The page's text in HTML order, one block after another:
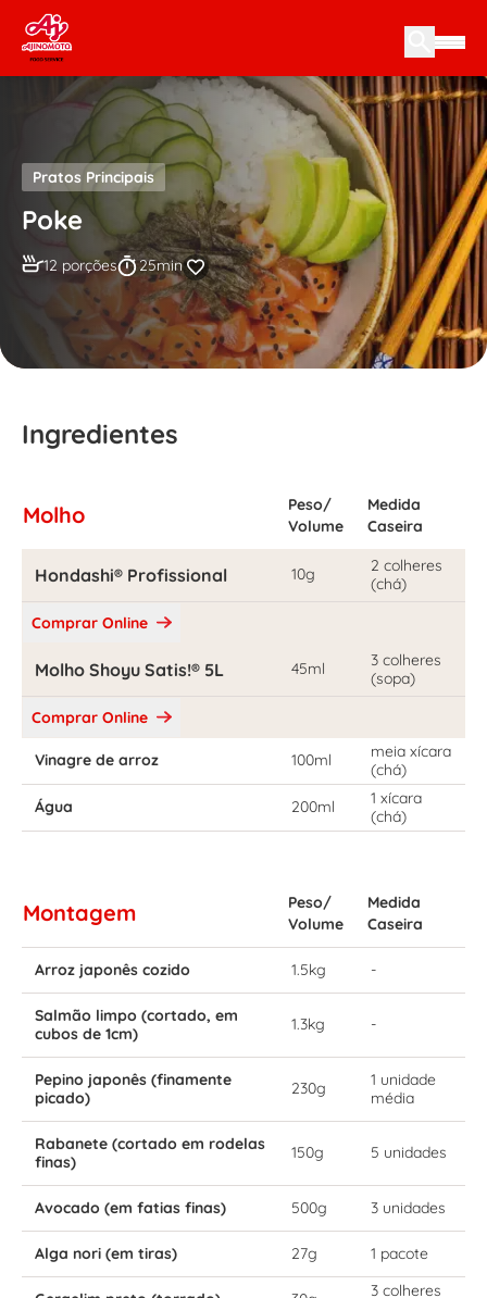
Skip to content
Pratos Principais
Poke
12 porções 25min
Ingredientes
Molho
Peso/
Volume
Medida
Caseira
Hondashi® Profissional 10g
2 colheres
(chá)
Comprar Online
Molho Shoyu Satis!® 5L 45ml
3 colheres
(sopa)
Comprar Online
Vinagre de arroz 100ml
meia xícara
(chá)
Água
200ml
1 xícara
(chá)
Montagem
Peso/
Volume
Medida
Caseira
Arroz japonês cozido 1.5kg -
Salmão limpo (cortado, em
cubos de 1cm)
1.3kg -
Pepino japonês (finamente
picado)
230g
1 unidade
média
Rabanete (cortado em rodelas
finas)
150g 5 unidades
Avocado (em fatias finas) 500g 3 unidades
Alga nori (em tiras) 27g 1 pacote
3 colheres